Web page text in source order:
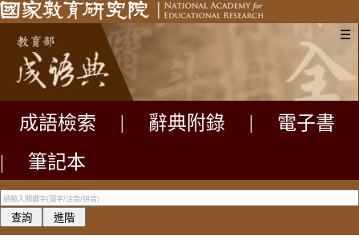
☰
成語檢索 辭典附錄
電子書
|
筆記本